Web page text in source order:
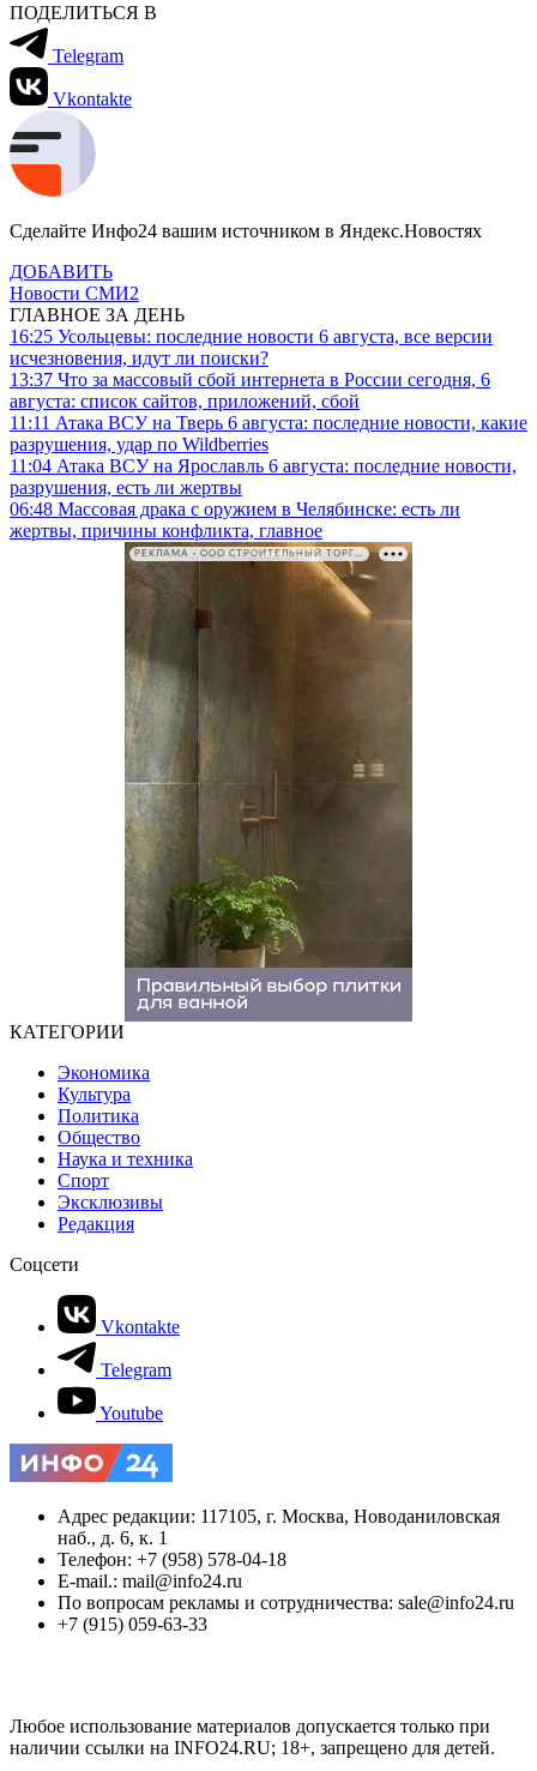
ПОДЕЛИТЬСЯ В
Telegram
Vkontakte
Сделайте Инфо24 вашим источником в Яндекс.Новостях
ДОБАВИТЬ
Новости СМИ2
ГЛАВНОЕ ЗА ДЕНЬ
16:25 Усольцевы: последние новости 6 августа, все версии
исчезновения, идут ли поиски?
13:37 Что за массовый сбой интернета в России сегодня, 6
августа: список сайтов, приложений, сбой
11:11 Атака ВСУ на Тверь 6 августа: последние новости, какие
разрушения, удар по Wildberries
11:04 Атака ВСУ на Ярославль 6 августа: последние новости,
разрушения, есть ли жертвы
06:48 Массовая драка с оружием в Челябинске: есть ли
жертвы, причины конфликта, главное
РЕКЛАМА • ООО СТРОИТЕЛЬНЫЙ ТОРГОВЫЙ ДОМ «ПЕТРОВИЧ». ИНН: 7802348846
КАТЕГОРИИ
Экономика
Культура
Политика
Общество
Наука и техника
Спорт
Эксклюзивы
Редакция
Соцсети
Vkontakte
Telegram
Youtube
Адрес редакции: 117105, г. Москва, Новоданиловская
наб., д. 6, к. 1
Телефон: +7 (958) 578-04-18
E-mail.: mail@info24.ru
По вопросам рекламы и сотрудничества: sale@info24.ru
+7 (915) 059-63-33
Любое использование материалов допускается только при
наличии ссылки на INFO24.RU; 18+, запрещено для детей.